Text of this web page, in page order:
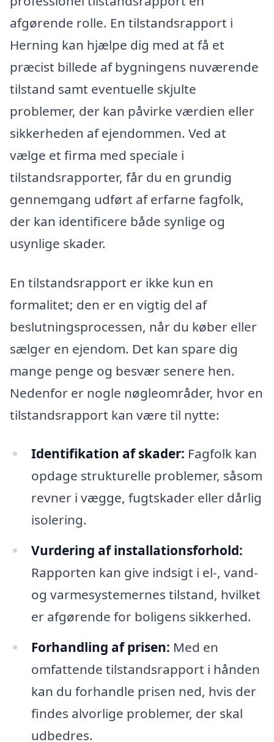
afgørende rolle. En tilstandsrapport i
Herning kan hjælpe dig med at få et
præcist billede af bygningens nuværende
tilstand samt eventuelle skjulte
problemer, der kan påvirke værdien eller
sikkerheden af ejendommen. Ved at
vælge et firma med speciale i
tilstandsrapporter, får du en grundig
gennemgang udført af erfarne fagfolk,
der kan identificere både synlige og
usynlige skader.
En tilstandsrapport er ikke kun en
formalitet; den er en vigtig del af
beslutningsprocessen, når du køber eller
sælger en ejendom. Det kan spare dig
mange penge og besvær senere hen.
Nedenfor er nogle nøgleområder, hvor en
tilstandsrapport kan være til nytte:
Identifikation af skader: Fagfolk kan
opdage strukturelle problemer, såsom
revner i vægge, fugtskader eller dårlig
isolering.
Vurdering af installationsforhold:
Rapporten kan give indsigt i el-, vand-
og varmesystemernes tilstand, hvilket
er afgørende for boligens sikkerhed.
Forhandling af prisen: Med en
omfattende tilstandsrapport i hånden
kan du forhandle prisen ned, hvis der
findes alvorlige problemer, der skal
udbedres.